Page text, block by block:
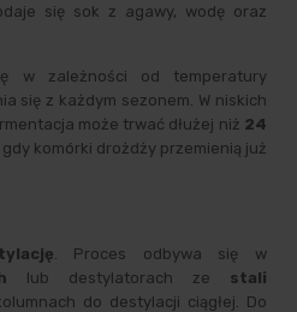
się sok z agawy, wodę oraz
w zależności od temperatury
się z każdym sezonem. W niskich
może trwać dłużej niż 24
gdy komórki drożdży przemienią już
. Proces odbywa się w
lub destylatorach ze stali
do destylacji ciągłej. Do